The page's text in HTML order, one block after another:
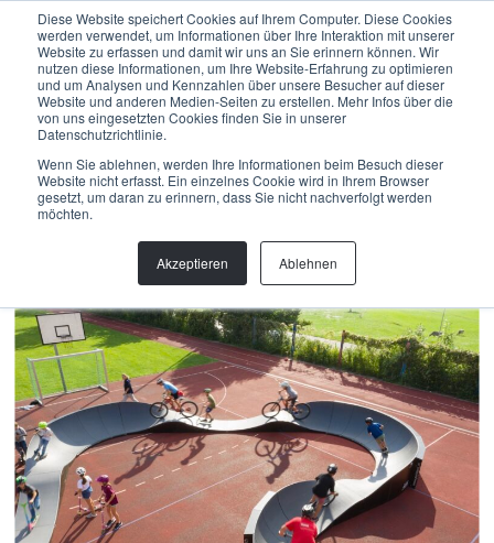
Diese Website speichert Cookies auf Ihrem Computer. Diese Cookies
werden verwendet, um Informationen über Ihre Interaktion mit unserer
Website zu erfassen und damit wir uns an Sie erinnern können. Wir
nutzen diese Informationen, um Ihre Website-Erfahrung zu optimieren
und um Analysen und Kennzahlen über unsere Besucher auf dieser
Website und anderen Medien-Seiten zu erstellen. Mehr Infos über die
von uns eingesetzten Cookies finden Sie in unserer
Datenschutzrichtlinie.
Wenn Sie ablehnen, werden Ihre Informationen beim Besuch dieser
Website nicht erfasst. Ein einzelnes Cookie wird in Ihrem Browser
gesetzt, um daran zu erinnern, dass Sie nicht nachverfolgt werden
möchten.
Akzeptieren Ablehnen
Menu
Back
Modular Pumptrack
RUNDEN ZÄHLEN, FREQUENZ
MESSEN
Mit dem Velo von Bonstetten nach Kap Verde